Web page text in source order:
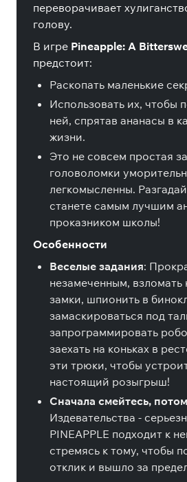
переворачивает
голову.
В игре Pineapple: A
предстоит:
Раскопать маленькие
Использовать их, чтобы
ней, спрятав ананасы в
жизни.
Это не совсем простая
головоломки
легкомысленны.
станете самым лучшим
проказником школы!
Особенности
Веселые задания:
незамеченным, взломать
замки, шпионить в
замаскироваться под
запрограммировать
заехать на коньках в
эти трюки, чтобы
настоящий розыгрыш!
Сначала смейтесь,
Издевательства -
PINEAPPLE подходит к
стремясь к тому, чтобы
отклик и вышло за